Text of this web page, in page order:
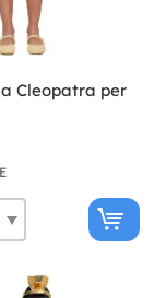
Cleopatra per